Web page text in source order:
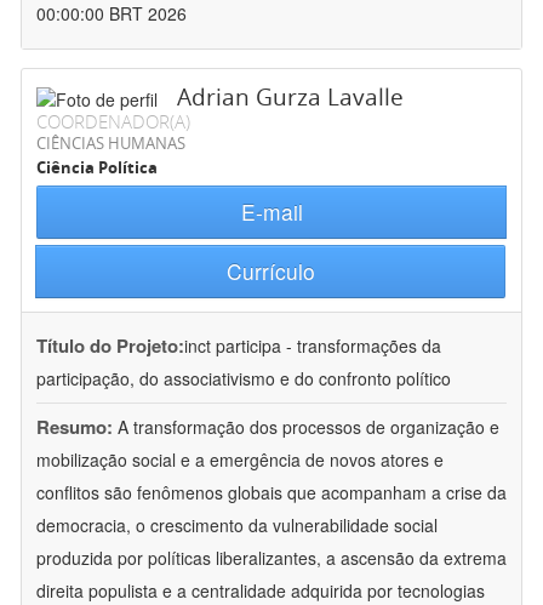
00:00:00 BRT 2026
Adrian Gurza Lavalle
COORDENADOR(A)
CIÊNCIAS HUMANAS
Ciência Política
E-mail
Currículo
Título do Projeto:inct participa - transformações da
participação, do associativismo e do confronto político
Resumo: A transformação dos processos de organização e
mobilização social e a emergência de novos atores e
conflitos são fenômenos globais que acompanham a crise da
democracia, o crescimento da vulnerabilidade social
produzida por políticas liberalizantes, a ascensão da extrema
direita populista e a centralidade adquirida por tecnologias